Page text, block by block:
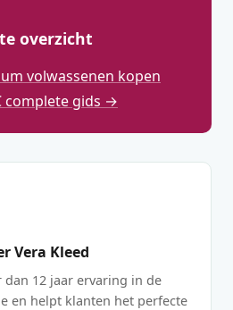
overzicht
volwassenen kopen
complete gids →
Vera Kleed
dan 12 jaar ervaring in de
en helpt klanten het perfecte